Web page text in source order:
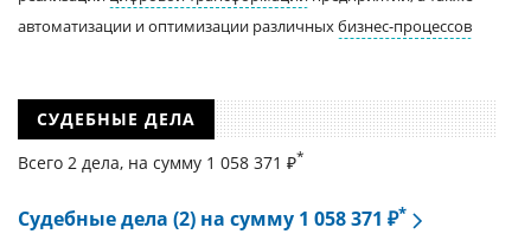
автоматизации и оптимизации различныхбизнес-процессов
СУДЕБНЫЕ ДЕЛА
Всего 2 дела, на cумму 1 058 371 ₽*
Судебные дела (2) на сумму 1 058 371 ₽*